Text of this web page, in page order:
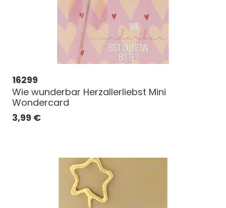
16299
Wie wunderbar Herzallerliebst Mini
Wondercard
3,99 €